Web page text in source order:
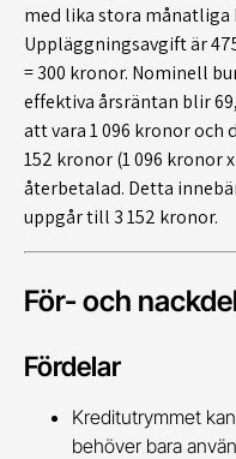
med lika stora månatliga
Uppläggningsavgift är
= 300 kronor. Nominell
effektiva årsräntan blir
att vara 1 096 kronor
152 kronor (1 096 kronor
återbetalad. Detta
uppgår till 3 152 kronor.
För- och
Fördelar
Kreditutrymmet
behöver bara